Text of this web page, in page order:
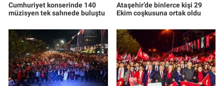
Cumhuriyet konserinde 140
müzisyen tek sahnede buluştu
Ataşehir’de binlerce kişi 29
Ekim coşkusuna ortak oldu